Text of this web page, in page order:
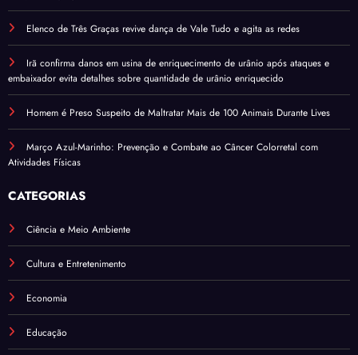
Elenco de Três Graças revive dança de Vale Tudo e agita as redes
Irã confirma danos em usina de enriquecimento de urânio após ataques e
embaixador evita detalhes sobre quantidade de urânio enriquecido
Homem é Preso Suspeito de Maltratar Mais de 100 Animais Durante Lives
Março Azul-Marinho: Prevenção e Combate ao Câncer Colorretal com
Atividades Físicas
CATEGORIAS
Ciência e Meio Ambiente
Cultura e Entretenimento
Economia
Educação